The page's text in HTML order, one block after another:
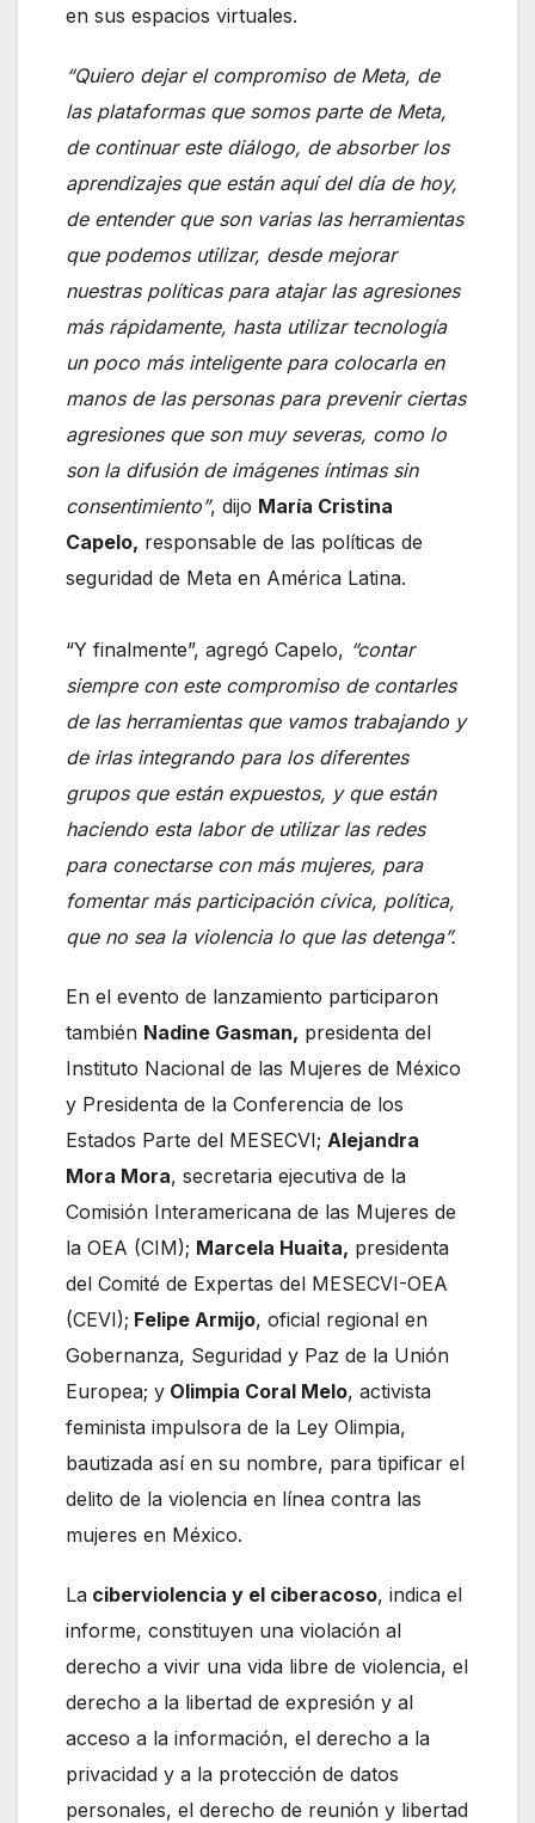
en sus espacios virtuales.
“Quiero dejar el compromiso de Meta, de
las plataformas que somos parte de Meta,
de continuar este diálogo, de absorber los
aprendizajes que están aquí del día de hoy,
de entender que son varias las herramientas
que podemos utilizar, desde mejorar
nuestras políticas para atajar las agresiones
más rápidamente, hasta utilizar tecnología
un poco más inteligente para colocarla en
manos de las personas para prevenir ciertas
agresiones que son muy severas, como lo
son la difusión de imágenes íntimas sin
consentimiento”, dijo María Cristina
Capelo, responsable de las políticas de
seguridad de Meta en América Latina.
“Y finalmente”, agregó Capelo, “contar
siempre con este compromiso de contarles
de las herramientas que vamos trabajando y
de irlas integrando para los diferentes
grupos que están expuestos, y que están
haciendo esta labor de utilizar las redes
para conectarse con más mujeres, para
fomentar más participación cívica, política,
que no sea la violencia lo que las detenga”.
En el evento de lanzamiento participaron
también Nadine Gasman, presidenta del
Instituto Nacional de las Mujeres de México
y Presidenta de la Conferencia de los
Estados Parte del MESECVI; Alejandra
Mora Mora, secretaria ejecutiva de la
Comisión Interamericana de las Mujeres de
la OEA (CIM); Marcela Huaita, presidenta
del Comité de Expertas del MESECVI-OEA
(CEVI); Felipe Armijo, oficial regional en
Gobernanza, Seguridad y Paz de la Unión
Europea; y Olimpia Coral Melo, activista
feminista impulsora de la Ley Olimpia,
bautizada así en su nombre, para tipificar el
delito de la violencia en línea contra las
mujeres en México.
La ciberviolencia y el ciberacoso, indica el
informe, constituyen una violación al
derecho a vivir una vida libre de violencia, el
derecho a la libertad de expresión y al
acceso a la información, el derecho a la
privacidad y a la protección de datos
personales, el derecho de reunión y libertad